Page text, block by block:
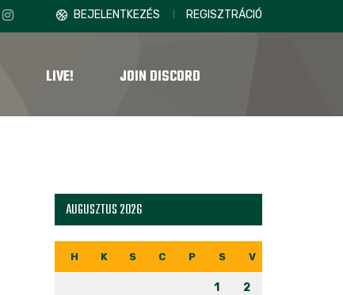
BEJELENTKEZÉS REGISZTRÁCIÓ
LIVE! JOIN DISCORD
AUGUSZTUS 2026
H K S C P S V
1
2